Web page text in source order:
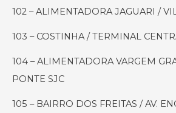
Vicentina
102 – ALIMENTADORA JAGUARI /
103 – COSTINHA / TERMINAL
104 – ALIMENTADORA VARGEM
PONTE SJC
105 – BAIRRO DOS FREITAS / AV.